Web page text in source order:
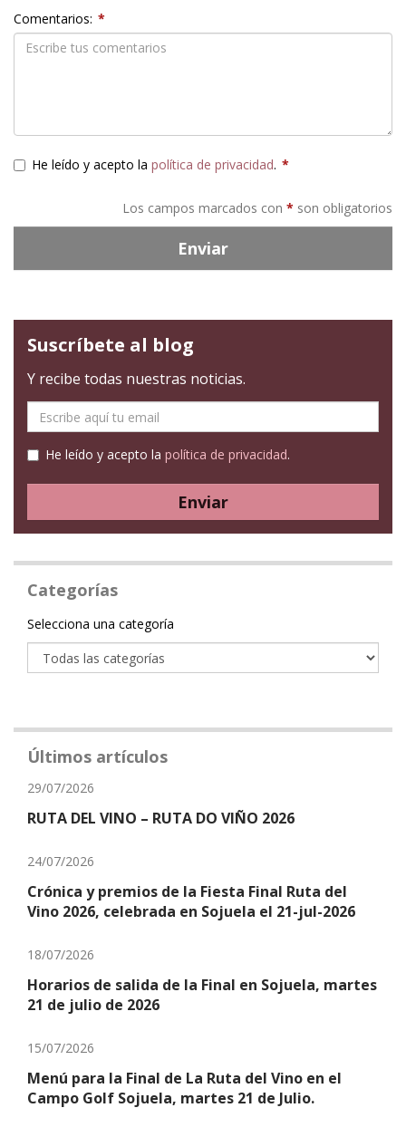
Comentarios: *
He leído y acepto la política de privacidad. *
Los campos marcados con * son obligatorios
Enviar
Suscríbete al blog
Y recibe todas nuestras noticias.
mail
He leído y acepto la política de privacidad.
Enviar
Categorías
Categoría
Selecciona una categoría
Últimos artículos
29/07/2026
RUTA DEL VINO – RUTA DO VIÑO 2026
24/07/2026
Crónica y premios de la Fiesta Final Ruta del
Vino 2026, celebrada en Sojuela el 21-jul-2026
18/07/2026
Horarios de salida de la Final en Sojuela, martes
21 de julio de 2026
15/07/2026
Menú para la Final de La Ruta del Vino en el
Campo Golf Sojuela, martes 21 de Julio.